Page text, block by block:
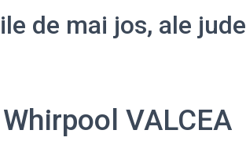
de mai jos, ale
VALCEA